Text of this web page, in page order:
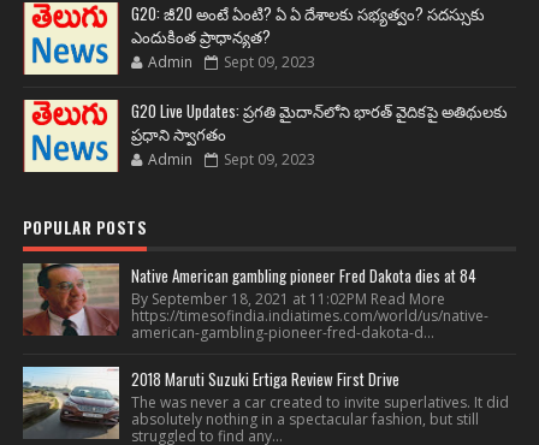
G20: జీ20 అంటే ఏంటి? ఏ ఏ దేశాలకు సభ్యత్వం? సదస్సుకు
ఎందుకింత ప్రాధాన్యత?
Admin Sept 09, 2023
G20 Live Updates: ప్రగతి మైదాన్‌లోని భారత్ వైదికపై అతిథులకు
ప్రధాని స్వాగతం
Admin Sept 09, 2023
POPULAR POSTS
Native American gambling pioneer Fred Dakota dies at 84
By September 18, 2021 at 11:02PM Read More
https://timesofindia.indiatimes.com/world/us/native-
american-gambling-pioneer-fred-dakota-d...
2018 Maruti Suzuki Ertiga Review First Drive
The was never a car created to invite superlatives. It did
absolutely nothing in a spectacular fashion, but still
struggled to find any...